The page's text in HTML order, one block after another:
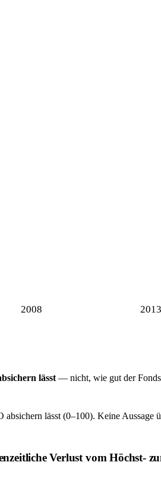
2008 2013
lässt — nicht, wie gut der Fonds
lässt (0–100). Keine Aussage
Verlust vom Höchst-